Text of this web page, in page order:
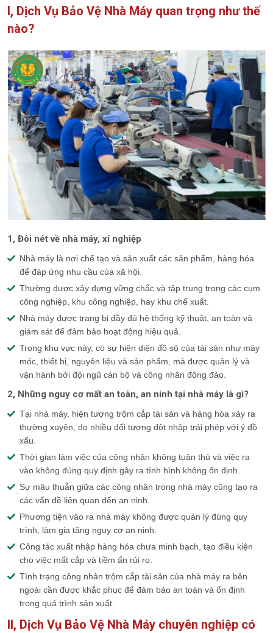
I, Dịch Vụ Bảo Vệ Nhà Máy quan trọng như thế
nào?
1, Đôi nét về nhà máy, xí nghiệp
Nhà máy là nơi chế tạo và sản xuất các sản phẩm, hàng hóa
để đáp ứng nhu cầu của xã hội.
Thường được xây dựng vững chắc và tập trung trong các cụm
công nghiệp, khu công nghiệp, hay khu chế xuất.
Nhà máy được trang bị đầy đủ hệ thống kỹ thuật, an toàn và
giám sát để đảm bảo hoạt động hiệu quả.
Trong khu vực này, có sự hiện diện đồ sộ của tài sản như máy
móc, thiết bị, nguyên liệu và sản phẩm, mà được quản lý và
vận hành bởi đội ngũ cán bộ và công nhân đông đảo.
2, Những nguy cơ mất an toàn, an ninh tại nhà máy là gì?
Tại nhà máy, hiện tượng trộm cắp tài sản và hàng hóa xảy ra
thường xuyên, do nhiều đối tượng đột nhập trái phép với ý đồ
xấu.
Thời gian làm việc của công nhân không tuân thủ và việc ra
vào không đúng quy định gây ra tình hình không ổn định.
Sự mâu thuẫn giữa các công nhân trong nhà máy cũng tạo ra
các vấn đề liên quan đến an ninh.
Phương tiện vào ra nhà máy không được quản lý đúng quy
trình, làm gia tăng nguy cơ an ninh.
Công tác xuất nhập hàng hóa chưa minh bạch, tạo điều kiện
cho việc mất cắp và tiềm ẩn rủi ro.
Tình trạng công nhân trộm cắp tài sản của nhà máy ra bên
ngoài cần được khắc phục để đảm bảo an toàn và ổn định
trong quá trình sản xuất.
II, Dịch Vụ Bảo Vệ Nhà Máy chuyên nghiệp có